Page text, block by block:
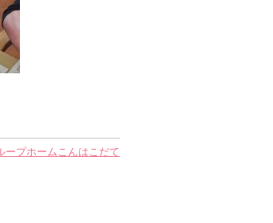
ープホームこんはこだて